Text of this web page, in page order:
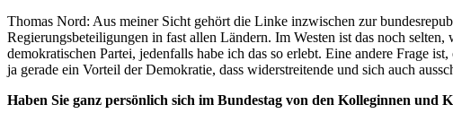
Thomas Nord: Aus meiner Sicht gehört die Linke inzwischen zur
Regierungsbeteiligungen in fast allen Ländern. Im Westen ist das noch
demokratischen Partei, jedenfalls habe ich das so erlebt. Eine andere Frage
ja gerade ein Vorteil der Demokratie, dass widerstreitende und sich auch
Haben Sie ganz persönlich sich im Bundestag von den Kolleginnen und